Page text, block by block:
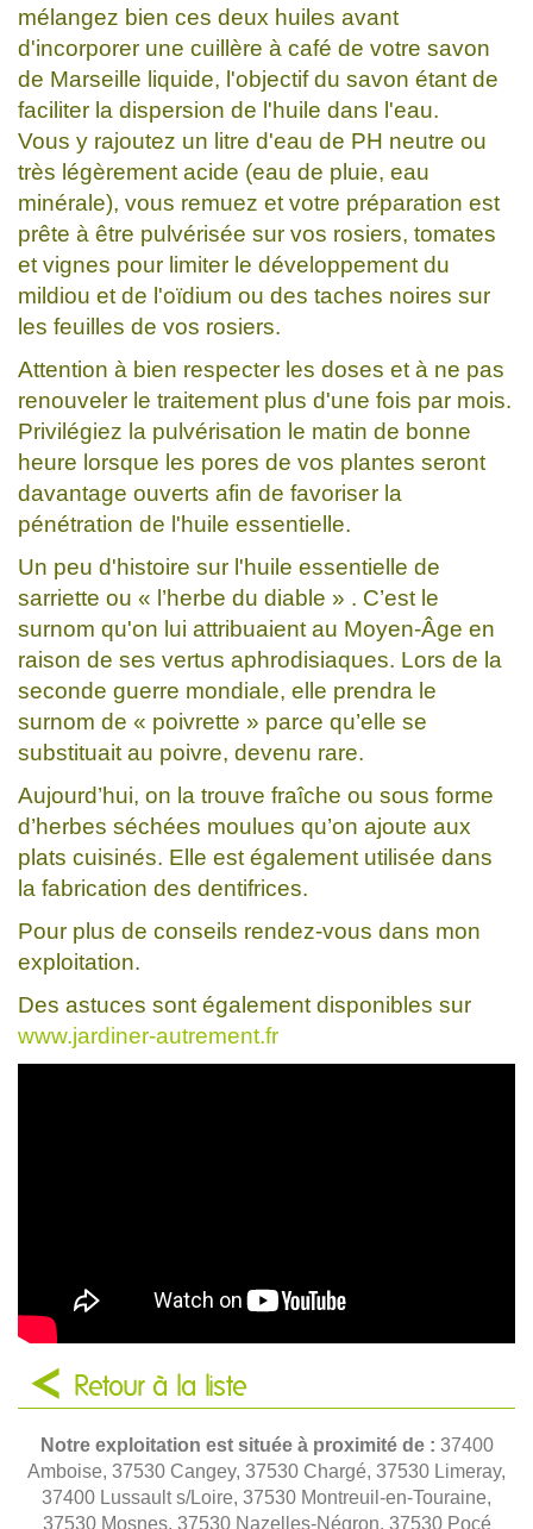
mélangez bien ces deux huiles avant
d'incorporer une cuillère à café de votre savon
de Marseille liquide, l'objectif du savon étant de
faciliter la dispersion de l'huile dans l'eau.
Vous y rajoutez un litre d'eau de PH neutre ou
très légèrement acide (eau de pluie, eau
minérale), vous remuez et votre préparation est
prête à être pulvérisée sur vos rosiers, tomates
et vignes pour limiter le développement du
mildiou et de l'oïdium ou des taches noires sur
les feuilles de vos rosiers.
Attention à bien respecter les doses et à ne pas
renouveler le traitement plus d'une fois par mois.
Privilégiez la pulvérisation le matin de bonne
heure lorsque les pores de vos plantes seront
davantage ouverts afin de favoriser la
pénétration de l'huile essentielle.
Un peu d'histoire sur l'huile essentielle de
sarriette ou « l’herbe du diable » . C’est le
surnom qu'on lui attribuaient au Moyen-Âge en
raison de ses vertus aphrodisiaques. Lors de la
seconde guerre mondiale, elle prendra le
surnom de « poivrette » parce qu’elle se
substituait au poivre, devenu rare.
Aujourd’hui, on la trouve fraîche ou sous forme
d’herbes séchées moulues qu’on ajoute aux
plats cuisinés. Elle est également utilisée dans
la fabrication des dentifrices.
Pour plus de conseils rendez-vous dans mon
exploitation.
Des astuces sont également disponibles sur
www.jardiner-autrement.fr
Retour à la liste
Notre exploitation est située à proximité de : 37400
Amboise, 37530 Cangey, 37530 Chargé, 37530 Limeray,
37400 Lussault s/Loire, 37530 Montreuil-en-Touraine,
37530 Mosnes, 37530 Nazelles-Négron, 37530 Pocé